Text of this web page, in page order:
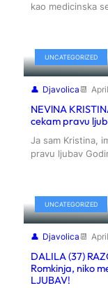
kao medicinska
UNCATEGORIZED
Djavolica
NEVlNA
cekam pravu
Ja sam Kristina,
pravu ljubav
UNCATEGORIZED
Djavolica
DALILA (37)
Romkinja, niko
LJUBAV!